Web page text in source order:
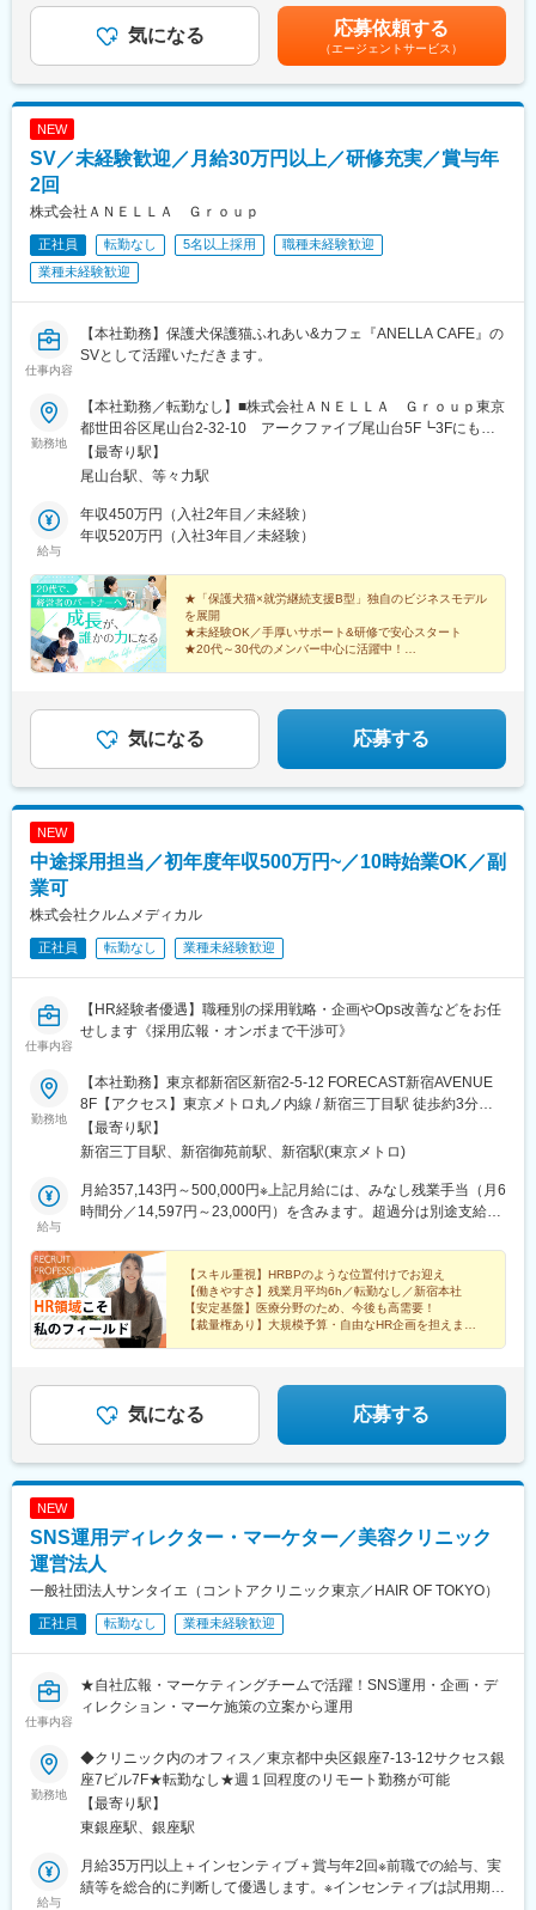
気になる 応募依頼する
（エージェントサービス）
NEW
SV／未経験歓迎／月給30万円以上／研修充実／賞与年
2回
株式会社ＡＮＥＬＬＡ Ｇｒｏｕｐ
正社員 転勤なし 5名以上採用
職種未経験歓迎
業種未経験歓迎
仕事内容
【本社勤務】保護犬保護猫ふれあい&カフェ『ANELLA CAFE』の
SVとして活躍いただきます。
勤務地
【本社勤務／転勤なし】■株式会社ＡＮＥＬＬＡ Ｇｒｏｕｐ東京
都世田谷区尾山台2-32-10 アークファイブ尾山台5F┗3Fにもオ
フィスがあります※受動喫煙対策：原則屋内禁煙
【最寄り駅】
尾山台駅、等々力駅
給与
年収450万円（入社2年目／未経験）
年収520万円（入社3年目／未経験）
★「保護犬猫×就労継続支援B型」独自のビジネスモデル
を展開
★未経験OK／手厚いサポート&研修で安心スタート
★20代～30代のメンバー中心に活躍中！
気になる 応募する
NEW
中途採用担当／初年度年収500万円~／10時始業OK／副
業可
株式会社クルムメディカル
正社員 転勤なし 業種未経験歓迎
仕事内容
【HR経験者優遇】職種別の採用戦略・企画やOps改善などをお任
せします《採用広報・オンボまで干渉可》
勤務地
【本社勤務】東京都新宿区新宿2-5-12 FORECAST新宿AVENUE
8F【アクセス】東京メトロ丸ノ内線 / 新宿三丁目駅 徒歩約3分東
京メトロ副都心線 / 新宿三丁目駅 徒歩約3分都営新宿線 / 新宿三丁
目駅 徒歩約3分JR山手線 / 新宿駅 徒歩約7分
【最寄り駅】
新宿三丁目駅、新宿御苑前駅、新宿駅(東京メトロ)
給与
月給357,143円～500,000円※上記月給には、みなし残業手当（月6
時間分／14,597円～23,000円）を含みます。超過分は別途支給し
【スキル重視】HRBPのような位置付けでお迎え
【働きやすさ】残業月平均6h／転勤なし／新宿本社
【安定基盤】医療分野のため、今後も高需要！
【裁量権あり】大規模予算・自由なHR企画を担えます
気になる 応募する
NEW
SNS運用ディレクター・マーケター／美容クリニック
運営法人
一般社団法人サンタイエ（コントアクリニック東京／HAIR OF TOKYO）
正社員 転勤なし 業種未経験歓迎
仕事内容
★自社広報・マーケティングチームで活躍！SNS運用・企画・デ
ィレクション・マーケ施策の立案から運用
勤務地
◆クリニック内のオフィス／東京都中央区銀座7-13-12サクセス銀
座7ビル7F★転勤なし★週１回程度のリモート勤務が可能
【最寄り駅】
東銀座駅、銀座駅
給与
月給35万円以上＋インセンティブ＋賞与年2回※前職での給与、実
績等を総合的に判断して優遇します。※インセンティブは試用期間